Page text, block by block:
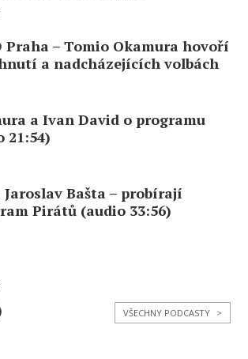
Praha – Tomio Okamura hovoří
a nadcházejících volbách
a Ivan David o programu
21:54)
Bašta – probírají
Pirátů (audio 33:56)
VŠECHNY PODCASTY >